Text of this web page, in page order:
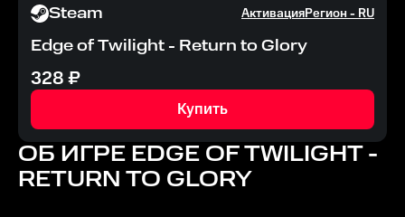
Steam АктивацияРегион -RU
Edge of Twilight - Return to Glory
328₽
Купить
ОБ ИГРЕ EDGE OF TWILIGHT -
RETURN TO GLORY